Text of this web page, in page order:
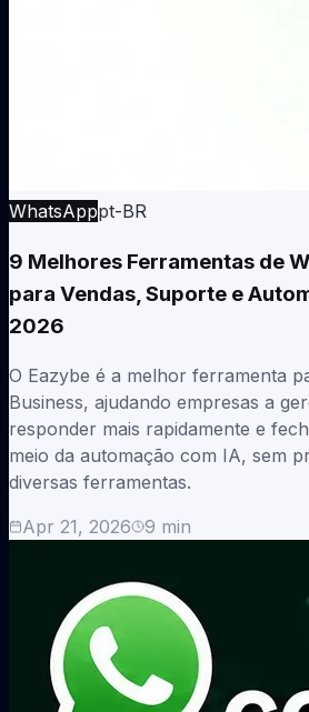
WhatsApppt-BR
9 Melhores Ferramentas de
para Vendas, Suporte e
2026
O Eazybe é a melhor ferramenta
Business, ajudando empresas a
responder mais rapidamente e
meio da automação com IA, sem
diversas ferramentas.
Apr 21, 2026
9 min